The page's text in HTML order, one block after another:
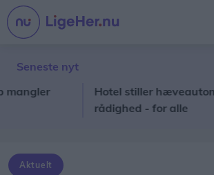
Seneste nyt
Hotel stiller hæveautomat
rådighed - for alle
Aktuelt